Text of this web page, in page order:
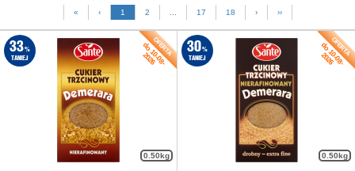
« ‹ 1 2 17 18 › ››
0.50kg
do 10-08-
2026
33%
TANIEJ
0.50kg
do 10-08-
2026
30%
TANIEJ